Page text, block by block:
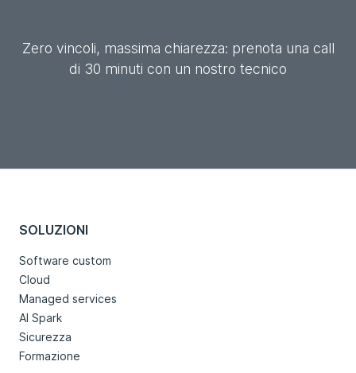
Zero vincoli, massima chiarezza: prenota una call
di 30 minuti con un nostro tecnico
SOLUZIONI
Software custom
Cloud
Managed services
AI Spark
Sicurezza
Formazione